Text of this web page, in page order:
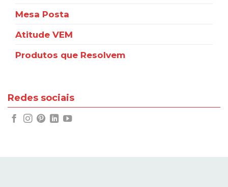
Mesa Posta
Atitude VEM
Produtos que Resolvem
Redes sociais